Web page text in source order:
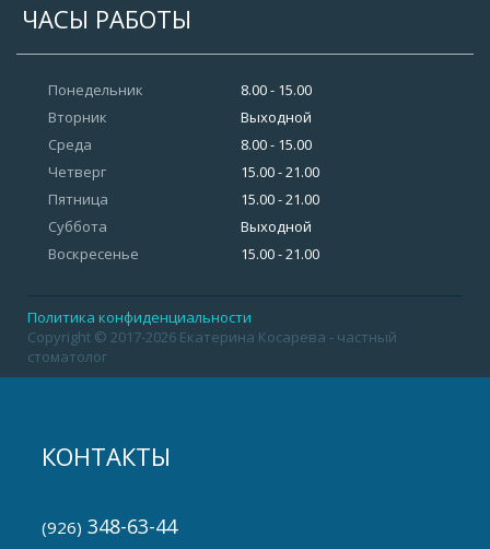
ЧАСЫ РАБОТЫ
Понедельник
Вторник
Среда
Четверг
Пятница
Суббота
Воскресенье
8.00 - 15.00
Выходной
8.00 - 15.00
15.00 - 21.00
15.00 - 21.00
Выходной
15.00 - 21.00
Политика конфиденциальности
Copyright © 2017-2026 Екатерина Косарева - частный
стоматолог
КОНТАКТЫ
(926) 348-63-44